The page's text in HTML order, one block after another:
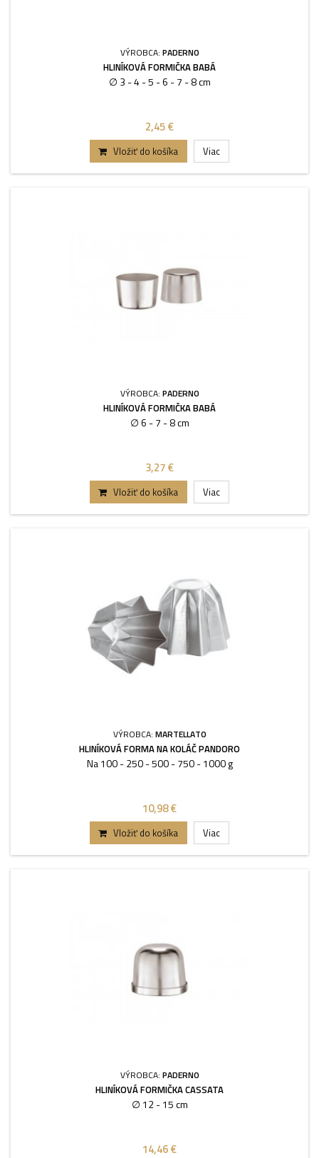
VÝROBCA: PADERNO
HLINÍKOVÁ FORMIČKA BABÁ
∅ 3 - 4 - 5 - 6 - 7 - 8 cm
2,45 €
Vložiť do košíka Viac
VÝROBCA: PADERNO
HLINÍKOVÁ FORMIČKA BABÁ
∅ 6 - 7 - 8 cm
3,27 €
Vložiť do košíka Viac
VÝROBCA: MARTELLATO
HLINÍKOVÁ FORMA NA KOLÁČ PANDORO
Na 100 - 250 - 500 - 750 - 1000 g
10,98 €
Vložiť do košíka Viac
VÝROBCA: PADERNO
HLINÍKOVÁ FORMIČKA CASSATA
∅ 12 - 15 cm
14,46 €